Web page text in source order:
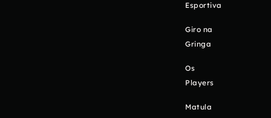
Esportiva
Giro na
Gringa
Os
Players
Matula